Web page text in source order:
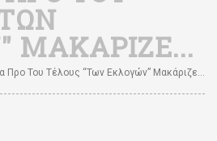
ΜΑΚΆΡΙΖΕ...
Προ Του Τέλους “των Εκλογών” Μακάριζε…